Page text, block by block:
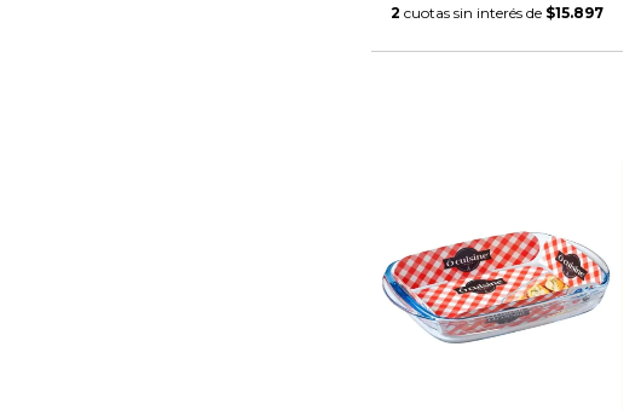
2 cuotas sin interés de $15.897